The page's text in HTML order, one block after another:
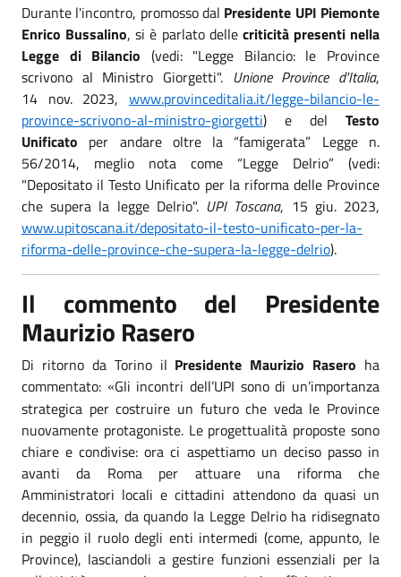
Durante l'incontro, promosso dal Presidente UPI Piemonte
Enrico Bussalino, si è parlato delle criticità presenti nella
Legge di Bilancio (vedi: "Legge Bilancio: le Province
scrivono al Ministro Giorgetti". Unione Province d'Italia,
14 nov. 2023, www.provinceditalia.it/legge-bilancio-le-
province-scrivono-al-ministro-giorgetti) e del Testo
Unificato per andare oltre la “famigerata” Legge n.
56/2014, meglio nota come “Legge Delrio” (vedi:
"Depositato il Testo Unificato per la riforma delle Province
che supera la legge Delrio". UPI Toscana, 15 giu. 2023,
www.upitoscana.it/depositato-il-testo-unificato-per-la-
riforma-delle-province-che-supera-la-legge-delrio).
Il commento del Presidente
Maurizio Rasero
Di ritorno da Torino il Presidente Maurizio Rasero ha
commentato: «Gli incontri dell’UPI sono di un’importanza
strategica per costruire un futuro che veda le Province
nuovamente protagoniste. Le progettualità proposte sono
chiare e condivise: ora ci aspettiamo un deciso passo in
avanti da Roma per attuare una riforma che
Amministratori locali e cittadini attendono da quasi un
decennio, ossia, da quando la Legge Delrio ha ridisegnato
in peggio il ruolo degli enti intermedi (come, appunto, le
Province), lasciandoli a gestire funzioni essenziali per la